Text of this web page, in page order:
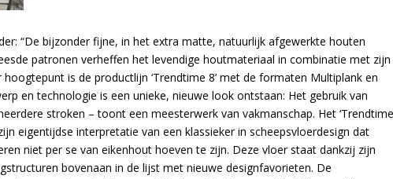
“De bijzonder fijne, in het extra matte, natuurlijk afgewerkte houten
patronen verheffen het levendige houtmateriaal in combinatie met zijn
is de productlijn ‘Trendtime 8’ met de formaten Multiplank en
en technologie is een unieke, nieuwe look ontstaan: Het gebruik van
stroken – toont een meesterwerk van vakmanschap. Het
eigentijdse interpretatie van een klassieker in scheepsvloerdesign dat
niet per se van eikenhout hoeven te zijn. Deze vloer staat dankzij zijn
bovenaan in de lijst met nieuwe designfavorieten. De